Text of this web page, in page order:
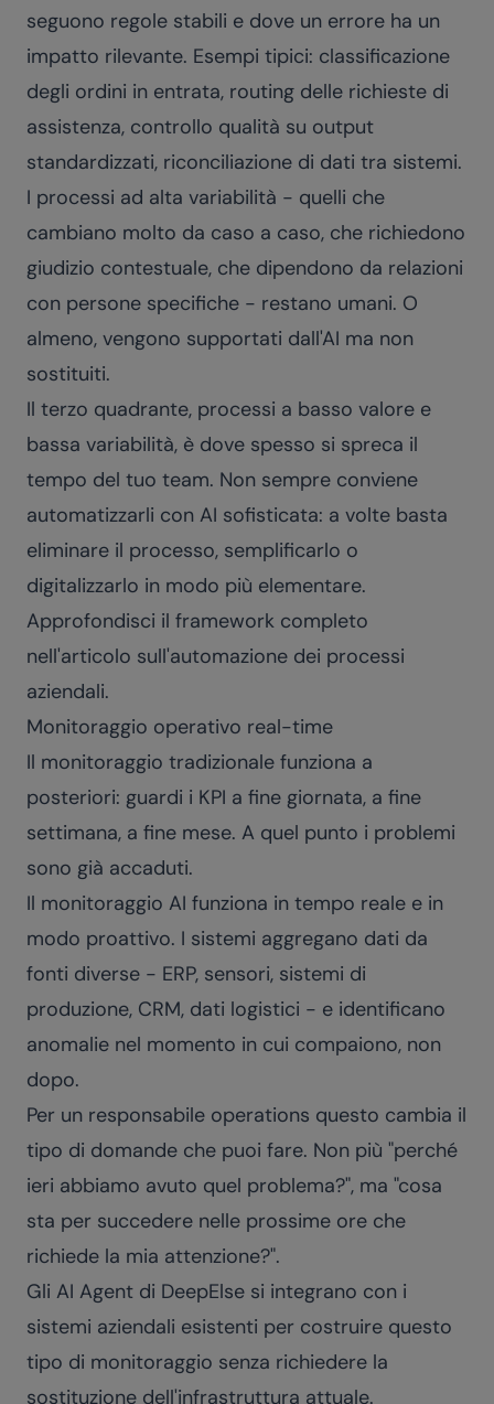
seguono regole stabili e dove un errore ha un
impatto rilevante. Esempi tipici: classificazione
degli ordini in entrata, routing delle richieste di
assistenza, controllo qualità su output
standardizzati, riconciliazione di dati tra sistemi.
I processi ad alta variabilità - quelli che
cambiano molto da caso a caso, che richiedono
giudizio contestuale, che dipendono da relazioni
con persone specifiche - restano umani. O
almeno, vengono supportati dall'AI ma non
sostituiti.
Il terzo quadrante, processi a basso valore e
bassa variabilità, è dove spesso si spreca il
tempo del tuo team. Non sempre conviene
automatizzarli con AI sofisticata: a volte basta
eliminare il processo, semplificarlo o
digitalizzarlo in modo più elementare.
Approfondisci il framework completo
nell'articolo sull'automazione dei processi
aziendali.
Monitoraggio operativo real-time
Il monitoraggio tradizionale funziona a
posteriori: guardi i KPI a fine giornata, a fine
settimana, a fine mese. A quel punto i problemi
sono già accaduti.
Il monitoraggio AI funziona in tempo reale e in
modo proattivo. I sistemi aggregano dati da
fonti diverse - ERP, sensori, sistemi di
produzione, CRM, dati logistici - e identificano
anomalie nel momento in cui compaiono, non
dopo.
Per un responsabile operations questo cambia il
tipo di domande che puoi fare. Non più "perché
ieri abbiamo avuto quel problema?", ma "cosa
sta per succedere nelle prossime ore che
richiede la mia attenzione?".
Gli AI Agent di DeepElse si integrano con i
sistemi aziendali esistenti per costruire questo
tipo di monitoraggio senza richiedere la
sostituzione dell'infrastruttura attuale.